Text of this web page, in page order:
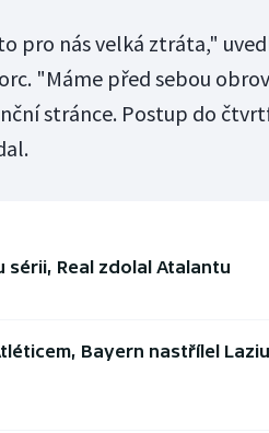
pro nás velká ztráta,"
"Máme před sebou
stránce. Postup do
Real zdolal Atalantu
Bayern nastřílel